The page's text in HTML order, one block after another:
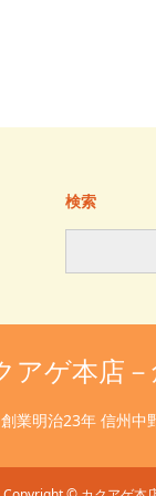
検索
アゲ本店
業明治23年 信州中